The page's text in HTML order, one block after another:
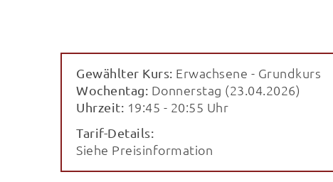
Gewählter Kurs: Erwachsene - Grundkurs
Wochentag: Donnerstag (23.04.2026)
Uhrzeit: 19:45 - 20:55 Uhr
Tarif-Details:
Siehe Preisinformation